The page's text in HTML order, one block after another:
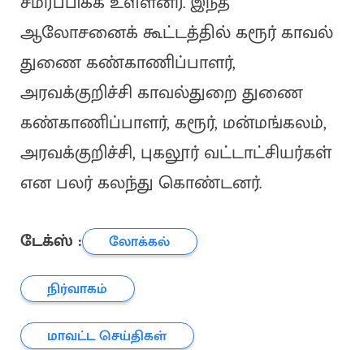
ஆலோசனைக் கூட்டத்தில் கரூர் காவல்
துணை கண்காணிப்பாளர்,
அரவக்குறிச்சி காவல்துறை துணை
கண்காணிப்பாளர், கரூர், மன்மங்கலம்,
அரவக்குறிச்சி, புகலூர் வட்டாட்சியர்கள்
என பலர் கலந்து கொண்டனர்.
டேக்ஸ் :
லோக்கல்
நிர்வாகம்
மாவட்ட செய்திகள்